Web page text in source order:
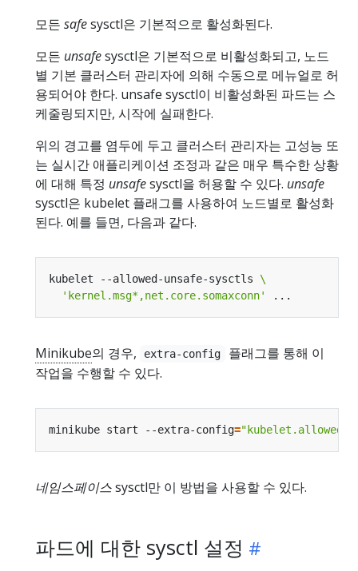
모든 safesysctl은 기본적으로 활성화된다.
모든 unsafesysctl은 기본적으로 비활성화되고, 노드
별 기본 클러스터 관리자에 의해 수동으로 메뉴얼로 허
용되어야 한다. unsafe sysctl이 비활성화된 파드는 스
케줄링되지만, 시작에 실패한다.
위의 경고를 염두에 두고 클러스터 관리자는 고성능 또
는 실시간 애플리케이션 조정과 같은 매우 특수한 상황
에 대해 특정 unsafesysctl을 허용할 수 있다. unsafe
sysctl은 kubelet 플래그를 사용하여 노드별로 활성화
된다. 예를 들면, 다음과 같다.
kubelet --allowed-unsafe-sysctls
'kernel.msg*,net.core.somaxconn'
Minikube의 경우, extra-config
플래그를 통해 이
작업을 수행할 수 있다.
minikube start --extra-config="kubelet.allowed-
네임스페이스sysctl만 이 방법을 사용할 수 있다.
파드에 대한 sysctl 설정